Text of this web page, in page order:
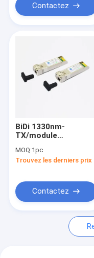
Au sujet de nous
Demandez une
émetteurs-
émetteur-
Contactez
BiDi 1330nm-
TX/module
de 1270nm-RX 20km
10G SFP+
MOQ:1pc
Trouvez les derniers prix
Contactez